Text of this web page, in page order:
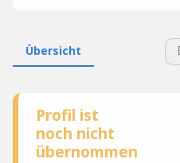
Übersicht
Profil ist
noch nicht
übernommen